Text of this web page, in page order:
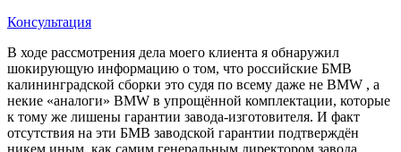
Консультация
В ходе рассмотрения дела моего клиента я обнаружил
шокирующую информацию о том, что российские БМВ
калининградской сборки это судя по всему даже не BMW , а
некие «аналоги» BMW в упрощённой комплектации, которые
к тому же лишены гарантии завода-изготовителя. И факт
отсутствия на эти БМВ заводской гарантии подтверждён
никем иным, как самим генеральным директором завода